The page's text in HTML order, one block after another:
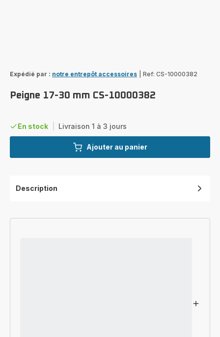
Expédié par : notre entrepôt accessoires Ref: CS-10000382
Peigne 17-30 mm CS-10000382
En stock Livraison 1 à 3 jours
Ajouter au panier
Description